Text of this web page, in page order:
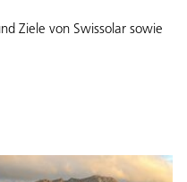
Ziele von Swissolar sowie